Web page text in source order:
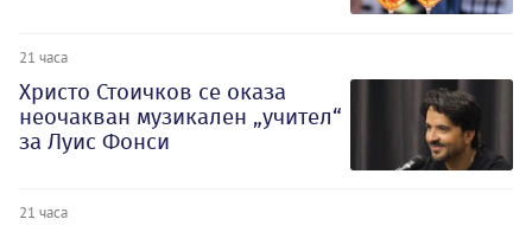
21 часа
Христо Стоичков се оказа
неочакван музикален „учител“
за Луис Фонси
21 часа